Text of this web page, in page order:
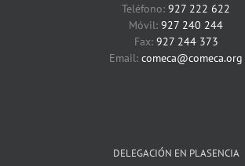
Teléfono: 927 222 622
Móvil: 927 240 244
Fax: 927 244 373
Email: comeca@comeca.org
DELEGACIÓN EN PLASENCIA